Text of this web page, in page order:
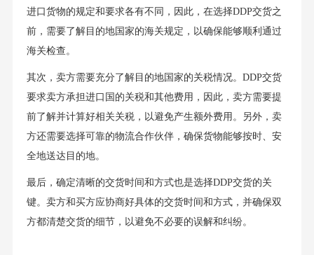
进口货物的规定和要求各有不同，因此，在选择DDP交货之
前，需要了解目的地国家的海关规定，以确保能够顺利通过
海关检查。
其次，卖方需要充分了解目的地国家的关税情况。DDP交货
要求卖方承担进口国的关税和其他费用，因此，卖方需要提
前了解并计算好相关关税，以避免产生额外费用。另外，卖
方还需要选择可靠的物流合作伙伴，确保货物能够按时、安
全地送达目的地。
最后，确定清晰的交货时间和方式也是选择DDP交货的关
键。卖方和买方应协商好具体的交货时间和方式，并确保双
方都清楚交货的细节，以避免不必要的误解和纠纷。